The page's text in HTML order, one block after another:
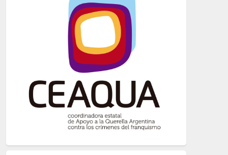
(699)
(607)
neofranquismo
(567)
Justicia Universal
Derechos Humanos
(522)
Nacionalcatolicismo
(514)